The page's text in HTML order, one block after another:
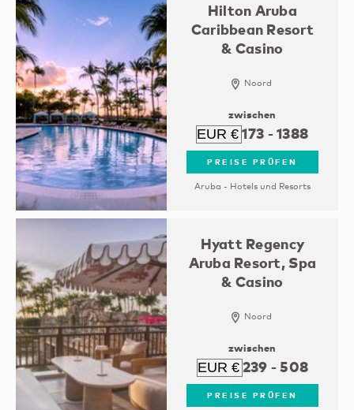
Hilton Aruba
Caribbean Resort
& Casino
Noord
zwischen
173 -1388
PREISE PRÜFEN
Aruba - Hotels und Resorts
Hyatt Regency
Aruba Resort, Spa
& Casino
Noord
zwischen
239 -508
PREISE PRÜFEN